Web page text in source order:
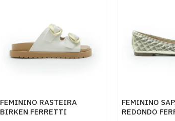
FEMININO RASTEIRA
BIRKEN FERRETTI
FEMININO
REDONDO